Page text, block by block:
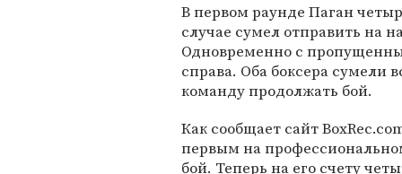
В первом раунде Паган
случае сумел отправить на
Одновременно с
справа. Оба боксера сумели
команду продолжать бой.
Как сообщает сайт
первым на
бой. Теперь на его счету